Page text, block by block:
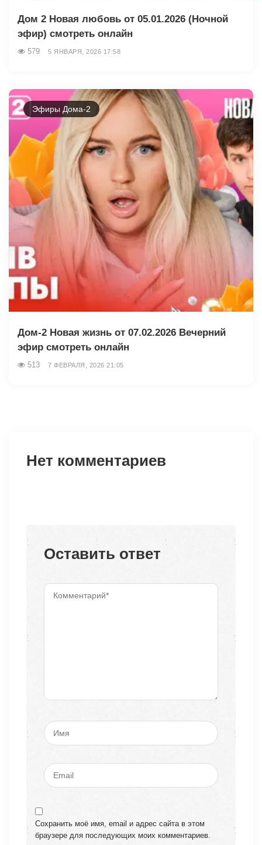
Дом 2 Новая любовь от 05.01.2026 (Ночной
эфир) смотреть онлайн
579 5 ЯНВАРЯ, 2026 17:58
Эфиры Дома-2
Дом-2 Новая жизнь от 07.02.2026 Вечерний
эфир смотреть онлайн
513 7 ФЕВРАЛЯ, 2026 21:05
Нет комментариев
Оставить ответ
Сохранить моё имя, email и адрес сайта в этом
браузере для последующих моих комментариев.